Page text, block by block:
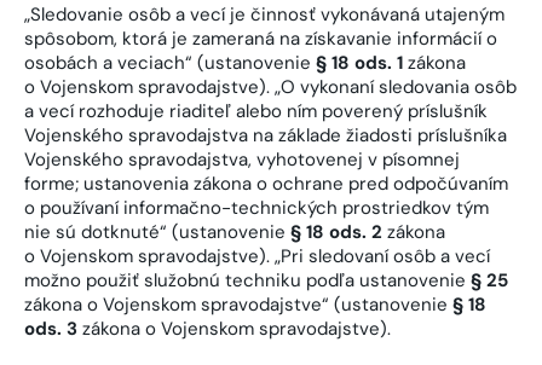
„Sledovanie osôb a vecí je činnosť vykonávaná utajeným
spôsobom, ktorá je zameraná na získavanie informácií o
osobách a veciach“ (ustanovenie § 18 ods. 1 zákona
o Vojenskom spravodajstve). „O vykonaní sledovania osôb
a vecí rozhoduje riaditeľ alebo ním poverený príslušník
Vojenského spravodajstva na základe žiadosti príslušníka
Vojenského spravodajstva, vyhotovenej v písomnej
forme; ustanovenia zákona o ochrane pred odpočúvaním
o používaní informačno-technických prostriedkov tým
nie sú dotknuté“ (ustanovenie § 18 ods. 2 zákona
o Vojenskom spravodajstve). „Pri sledovaní osôb a vecí
možno použiť služobnú techniku podľa ustanovenie § 25
zákona o Vojenskom spravodajstve“ (ustanovenie § 18
ods. 3 zákona o Vojenskom spravodajstve).